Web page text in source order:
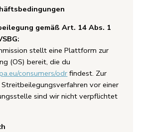
gemäß Art. 14 Abs. 1
stellt eine Plattform zur
(OS) bereit, die du
consumers/odr findest. Zur
vor einer
sind wir nicht verpflichtet